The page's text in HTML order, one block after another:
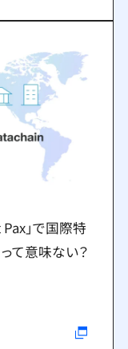
」で国際特
て意味ない？